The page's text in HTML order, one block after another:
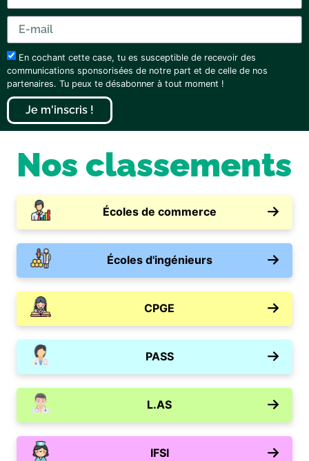
En cochant cette case, tu es susceptible de recevoir des
communications sponsorisées de notre part et de celle de nos
partenaires. Tu peux te désabonner à tout moment !
Je m'inscris !
Nos classements
Écoles de commerce
Écoles d'ingénieurs
CPGE
PASS
L.AS
IFSI